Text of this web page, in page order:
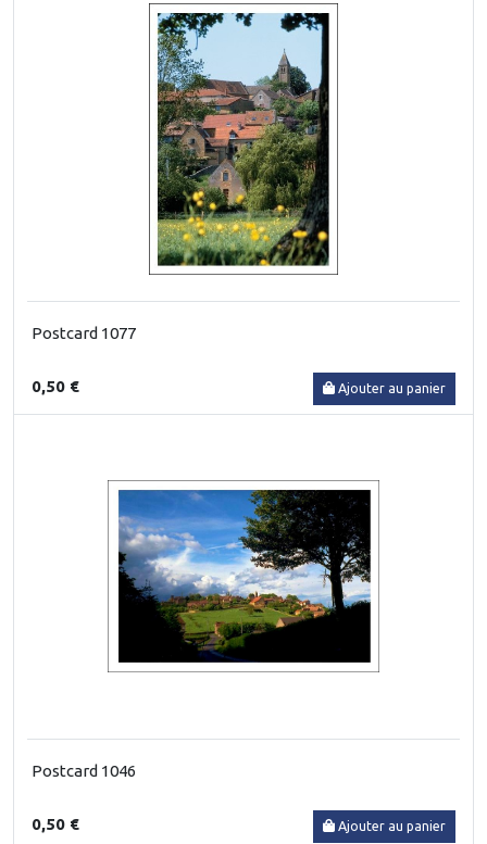
Postcard 1077
0,50 € Ajouter au panier
Postcard 1046
0,50 € Ajouter au panier